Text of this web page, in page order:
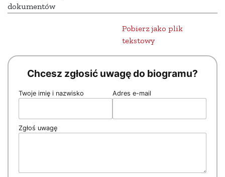
dokumentów
Pobierz jako plik
tekstowy
Chcesz zgłosić uwagę do biogramu?
Twoje imię i nazwisko Adres e-mail
Zgłoś uwagę